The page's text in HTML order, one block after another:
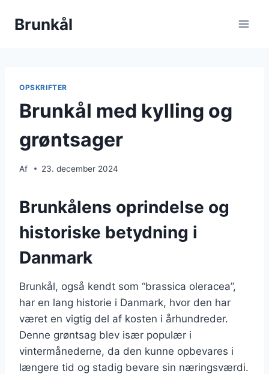
Brunkål
OPSKRIFTER
Brunkål med kylling og
grøntsager
Af 23. december 2024
Brunkålens oprindelse og
historiske betydning i
Danmark
Brunkål, også kendt som “brassica oleracea”,
har en lang historie i Danmark, hvor den har
været en vigtig del af kosten i århundreder.
Denne grøntsag blev især populær i
vintermånederne, da den kunne opbevares i
længere tid og stadig bevare sin næringsværdi.